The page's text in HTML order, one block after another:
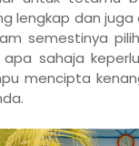
lengkap dan
semestinya
sahaja
mencipta